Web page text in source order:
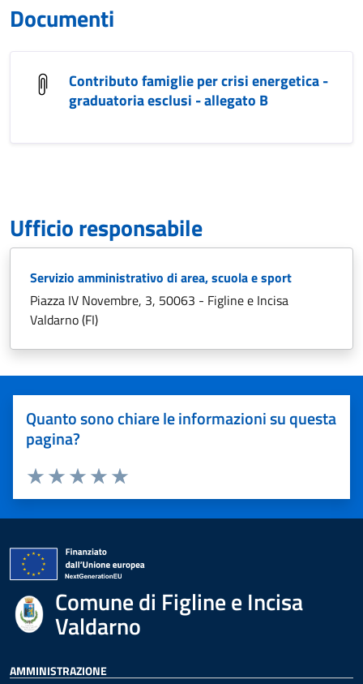
Documenti
Contributo famiglie per crisi energetica -
graduatoria esclusi - allegato B
Ufficio responsabile
Servizio amministrativo di area, scuola e sport
Piazza IV Novembre, 3, 50063 - Figline e Incisa
Valdarno (FI)
Quanto sono chiare le informazioni su questa
pagina?
Valuta 5 stelle su 5
Valuta 4 stelle su 5
Valuta 3 stelle su 5
Valuta 2 stelle su 5
Valuta 1 stelle su 5
Comune di Figline e Incisa
Valdarno
AMMINISTRAZIONE